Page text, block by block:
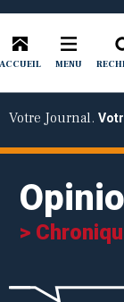
ACCUEIL MENU
Votre Journal.
>